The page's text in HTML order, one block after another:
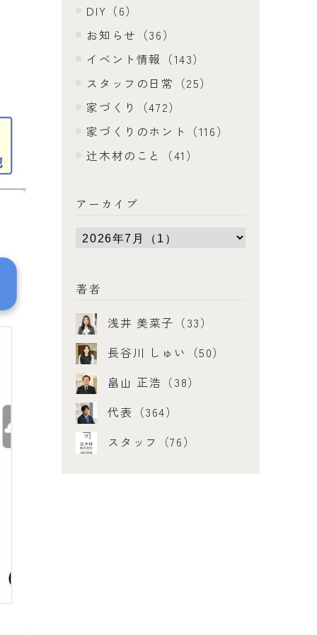
DIY（6）
お知らせ（36）
イベント情報（143）
スタッフの日常（25）
家づくり（472）
家づくりのホント（116）
辻木材のこと（41）
アーカイブ
著者
浅井 美菜子（33）
長谷川 しゅい（50）
畠山 正浩（38）
代表（364）
スタッフ（76）